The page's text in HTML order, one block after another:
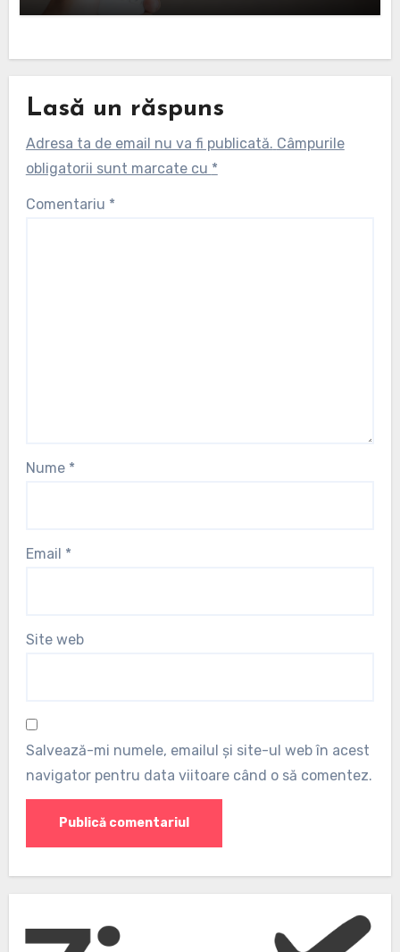
Lasă un răspuns
Adresa ta de email nu va fi publicată. Câmpurile
obligatorii sunt marcate cu *
Comentariu *
Nume *
Email *
Site web
Salvează-mi numele, emailul și site-ul web în acest
navigator pentru data viitoare când o să comentez.